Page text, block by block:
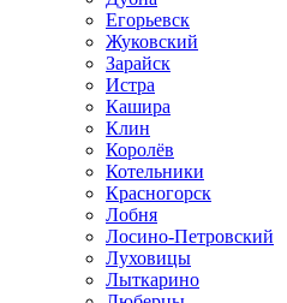
Егорьевск
Жуковский
Зарайск
Истра
Кашира
Клин
Королёв
Котельники
Красногорск
Лобня
Лосино-Петровский
Луховицы
Лыткарино